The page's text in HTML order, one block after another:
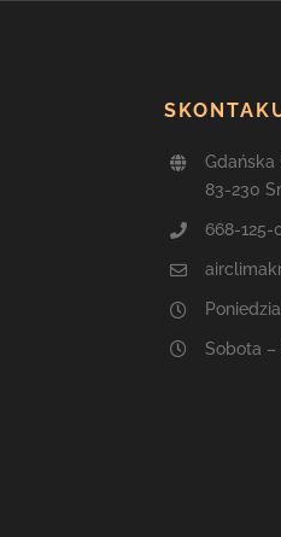
Gdańska
83-230
668-125-
Sobota –